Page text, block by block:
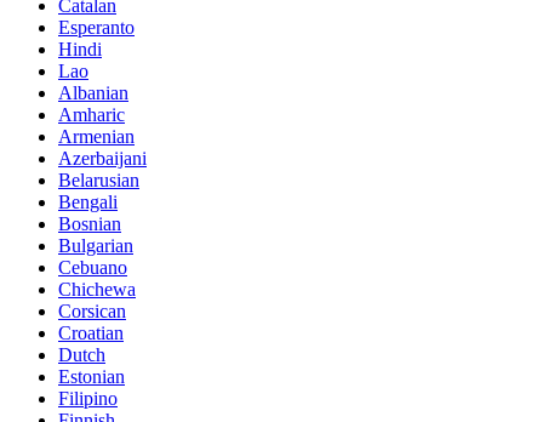
Catalan
Esperanto
Hindi
Lao
Albanian
Amharic
Armenian
Azerbaijani
Belarusian
Bengali
Bosnian
Bulgarian
Cebuano
Chichewa
Corsican
Croatian
Dutch
Estonian
Filipino